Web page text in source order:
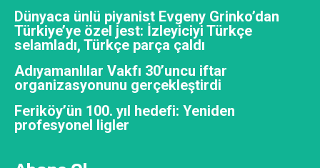
Dünyaca ünlü piyanist Evgeny Grinko’dan
Türkiye’ye özel jest: İzleyiciyi Türkçe
selamladı, Türkçe parça çaldı
Adıyamanlılar Vakfı 30’uncu iftar
organizasyonunu gerçekleştirdi
Feriköy’ün 100. yıl hedefi: Yeniden
profesyonel ligler